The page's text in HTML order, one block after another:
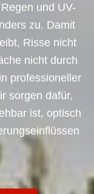
und UV-
zu. Damit
Risse nicht
nicht durch
professioneller
sorgen dafür,
ist, optisch